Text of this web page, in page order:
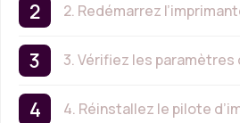
2. Redémarrez
3. Vérifiez les
4. Réinstallez le pilote